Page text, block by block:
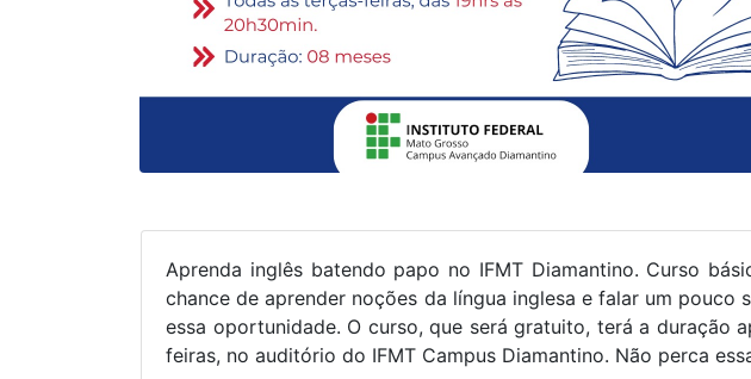
Aprenda inglês batendo papo no IFMT Diamantino. Curso
chance de aprender noções da língua inglesa e falar um
essa oportunidade. O curso, que será gratuito, terá a duração
feiras, no auditório do IFMT Campus Diamantino. Não perca